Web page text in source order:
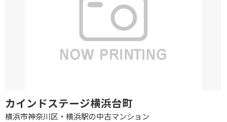
カインドステージ横浜台町
横浜市神奈川区・横浜駅の中古マンション